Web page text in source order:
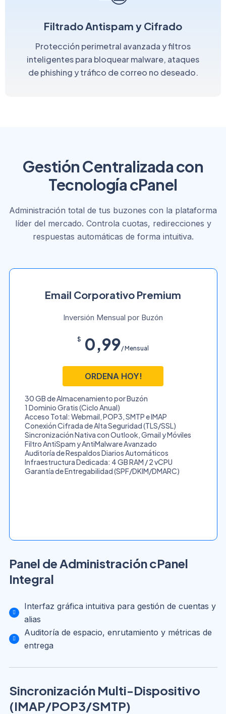
Filtrado Antispam y Cifrado
Protección perimetral avanzada y filtros
inteligentes para bloquear malware, ataques
de phishing y tráfico de correo no deseado.
Gestión Centralizada con
Tecnología cPanel
Administración total de tus buzones con la plataforma
líder del mercado. Controla cuotas, redirecciones y
respuestas automáticas de forma intuitiva.
Email Corporativo Premium
Inversión Mensual por Buzón
$ 0,99/ Mensual
ORDENA HOY!
30 GB de Almacenamiento por Buzón
1 Dominio Gratis (Ciclo Anual)
Acceso Total: Webmail, POP3, SMTP e IMAP
Conexión Cifrada de Alta Seguridad (TLS/SSL)
Sincronización Nativa con Outlook, Gmail y Móviles
Filtro AntiSpam y AntiMalware Avanzado
Auditoría de Respaldos Diarios Automáticos
Infraestructura Dedicada: 4 GB RAM / 2 vCPU
Garantía de Entregabilidad (SPF/DKIM/DMARC)
Panel de Administración cPanel
Integral
Interfaz gráfica intuitiva para gestión de cuentas y
alias
Auditoría de espacio, enrutamiento y métricas de
entrega
Sincronización Multi-Dispositivo
(IMAP/POP3/SMTP)